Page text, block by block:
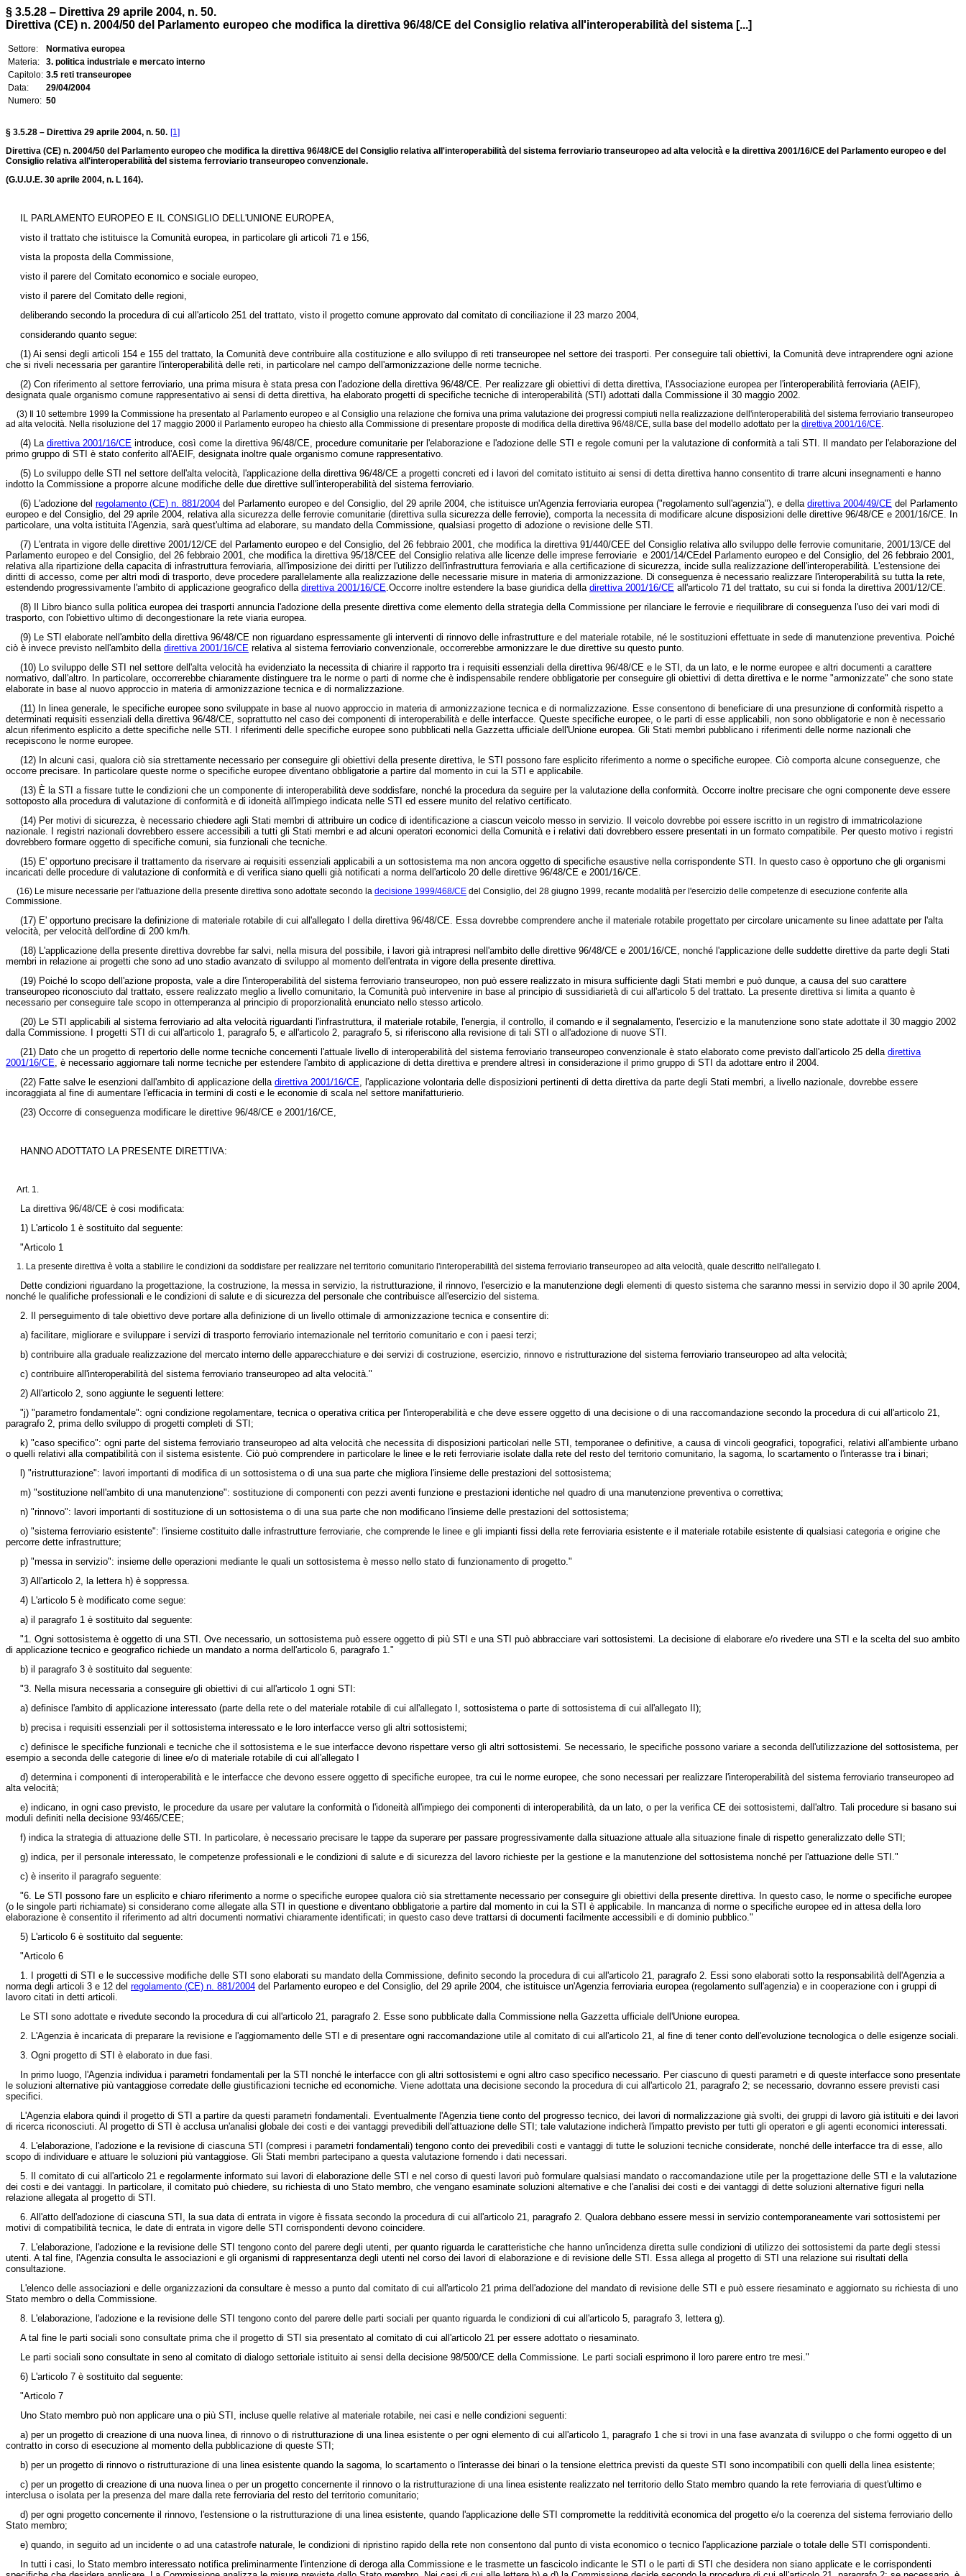
§ 3.5.28 – Direttiva 29 aprile 2004, n. 50.
Direttiva (CE) n. 2004/50 del Parlamento europeo che modifica la direttiva 96/48/CE del Consiglio relativa all'interoperabilità del sistema [...]
Settore:
Normativa europea
Materia:
3. politica industriale e mercato interno
Capitolo: 3.5 reti transeuropee
Data:
29/04/2004
Numero: 50
§ 3.5.28 – Direttiva 29 aprile 2004, n. 50. [1]
Direttiva (CE) n. 2004/50 del Parlamento europeo che modifica la direttiva 96/48/CE del Consiglio relativa all'interoperabilità del sistema ferroviario transeuropeo ad alta velocità e la direttiva 2001/16/CE del Parlamento europeo e del
Consiglio relativa all'interoperabilità del sistema ferroviario transeuropeo convenzionale.
(G.U.U.E. 30 aprile 2004, n. L 164).
IL PARLAMENTO EUROPEO E IL CONSIGLIO DELL'UNIONE EUROPEA,
visto il trattato che istituisce la Comunità europea, in particolare gli articoli 71 e 156,
vista la proposta della Commissione,
visto il parere del Comitato economico e sociale europeo,
visto il parere del Comitato delle regioni,
deliberando secondo la procedura di cui all'articolo 251 del trattato, visto il progetto comune approvato dal comitato di conciliazione il 23 marzo 2004,
considerando quanto segue:
(1) Ai sensi degli articoli 154 e 155 del trattato, la Comunità deve contribuire alla costituzione e allo sviluppo di reti transeuropee nel settore dei trasporti. Per conseguire tali obiettivi, la Comunità deve intraprendere ogni azione
che si riveli necessaria per garantire l'interoperabilità delle reti, in particolare nel campo dell'armonizzazione delle norme tecniche.
(2) Con riferimento al settore ferroviario, una prima misura è stata presa con l'adozione della direttiva 96/48/CE. Per realizzare gli obiettivi di detta direttiva, l'Associazione europea per l'interoperabilità ferroviaria (AEIF),
designata quale organismo comune rappresentativo ai sensi di detta direttiva, ha elaborato progetti di specifiche tecniche di interoperabilità (STI) adottati dalla Commissione il 30 maggio 2002.
(3) Il 10 settembre 1999 la Commissione ha presentato al Parlamento europeo e al Consiglio una relazione che forniva una prima valutazione dei progressi compiuti nella realizzazione dell'interoperabilità del sistema ferroviario transeuropeo
ad alta velocità. Nella risoluzione del 17 maggio 2000 il Parlamento europeo ha chiesto alla Commissione di presentare proposte di modifica della direttiva 96/48/CE, sulla base del modello adottato per la direttiva 2001/16/CE.
(4) La direttiva 2001/16/CE introduce, così come la direttiva 96/48/CE, procedure comunitarie per l'elaborazione e l'adozione delle STI e regole comuni per la valutazione di conformità a tali STI. Il mandato per l'elaborazione del
primo gruppo di STI è stato conferito all'AEIF, designata inoltre quale organismo comune rappresentativo.
(5) Lo sviluppo delle STI nel settore dell'alta velocità, l'applicazione della direttiva 96/48/CE a progetti concreti ed i lavori del comitato istituito ai sensi di detta direttiva hanno consentito di trarre alcuni insegnamenti e hanno
indotto la Commissione a proporre alcune modifiche delle due direttive sull'interoperabilità del sistema ferroviario.
(6) L'adozione del regolamento (CE) n. 881/2004 del Parlamento europeo e del Consiglio, del 29 aprile 2004, che istituisce un'Agenzia ferroviaria europea ("regolamento sull'agenzia"), e della direttiva 2004/49/CE del Parlamento
europeo e del Consiglio, del 29 aprile 2004, relativa alla sicurezza delle ferrovie comunitarie (direttiva sulla sicurezza delle ferrovie), comporta la necessita di modificare alcune disposizioni delle direttive 96/48/CE e 2001/16/CE. In
particolare, una volta istituita l'Agenzia, sarà quest'ultima ad elaborare, su mandato della Commissione, qualsiasi progetto di adozione o revisione delle STI.
(7) L'entrata in vigore delle direttive 2001/12/CE del Parlamento europeo e del Consiglio, del 26 febbraio 2001, che modifica la direttiva 91/440/CEE del Consiglio relativa allo sviluppo delle ferrovie comunitarie, 2001/13/CE del
Parlamento europeo e del Consiglio, del 26 febbraio 2001, che modifica la direttiva 95/18/CEE del Consiglio relativa alle licenze delle imprese ferroviarie e 2001/14/CEdel Parlamento europeo e del Consiglio, del 26 febbraio 2001,
relativa alla ripartizione della capacita di infrastruttura ferroviaria, all'imposizione dei diritti per l'utilizzo dell'infrastruttura ferroviaria e alla certificazione di sicurezza, incide sulla realizzazione dell'interoperabilità. L'estensione dei
diritti di accesso, come per altri modi di trasporto, deve procedere parallelamente alla realizzazione delle necessarie misure in materia di armonizzazione. Di conseguenza è necessario realizzare l'interoperabilità su tutta la rete,
estendendo progressivamente l'ambito di applicazione geografico della direttiva 2001/16/CE.Occorre inoltre estendere la base giuridica della direttiva 2001/16/CE all'articolo 71 del trattato, su cui si fonda la direttiva 2001/12/CE.
(8) Il Libro bianco sulla politica europea dei trasporti annuncia l'adozione della presente direttiva come elemento della strategia della Commissione per rilanciare le ferrovie e riequilibrare di conseguenza l'uso dei vari modi di
trasporto, con l'obiettivo ultimo di decongestionare la rete viaria europea.
(9) Le STI elaborate nell'ambito della direttiva 96/48/CE non riguardano espressamente gli interventi di rinnovo delle infrastrutture e del materiale rotabile, né le sostituzioni effettuate in sede di manutenzione preventiva. Poiché
ciò è invece previsto nell'ambito della direttiva 2001/16/CE relativa al sistema ferroviario convenzionale, occorrerebbe armonizzare le due direttive su questo punto.
(10) Lo sviluppo delle STI nel settore dell'alta velocità ha evidenziato la necessita di chiarire il rapporto tra i requisiti essenziali della direttiva 96/48/CE e le STI, da un lato, e le norme europee e altri documenti a carattere
normativo, dall'altro. In particolare, occorrerebbe chiaramente distinguere tra le norme o parti di norme che è indispensabile rendere obbligatorie per conseguire gli obiettivi di detta direttiva e le norme "armonizzate" che sono state
elaborate in base al nuovo approccio in materia di armonizzazione tecnica e di normalizzazione.
(11) In linea generale, le specifiche europee sono sviluppate in base al nuovo approccio in materia di armonizzazione tecnica e di normalizzazione. Esse consentono di beneficiare di una presunzione di conformità rispetto a
determinati requisiti essenziali della direttiva 96/48/CE, soprattutto nel caso dei componenti di interoperabilità e delle interfacce. Queste specifiche europee, o le parti di esse applicabili, non sono obbligatorie e non è necessario
alcun riferimento esplicito a dette specifiche nelle STI. I riferimenti delle specifiche europee sono pubblicati nella Gazzetta ufficiale dell'Unione europea. Gli Stati membri pubblicano i riferimenti delle norme nazionali che
recepiscono le norme europee.
(12) In alcuni casi, qualora ciò sia strettamente necessario per conseguire gli obiettivi della presente direttiva, le STI possono fare esplicito riferimento a norme o specifiche europee. Ciò comporta alcune conseguenze, che
occorre precisare. In particolare queste norme o specifiche europee diventano obbligatorie a partire dal momento in cui la STI e applicabile.
(13) È la STI a fissare tutte le condizioni che un componente di interoperabilità deve soddisfare, nonché la procedura da seguire per la valutazione della conformità. Occorre inoltre precisare che ogni componente deve essere
sottoposto alla procedura di valutazione di conformità e di idoneità all'impiego indicata nelle STI ed essere munito del relativo certificato.
(14) Per motivi di sicurezza, è necessario chiedere agli Stati membri di attribuire un codice di identificazione a ciascun veicolo messo in servizio. Il veicolo dovrebbe poi essere iscritto in un registro di immatricolazione
nazionale. I registri nazionali dovrebbero essere accessibili a tutti gli Stati membri e ad alcuni operatori economici della Comunità e i relativi dati dovrebbero essere presentati in un formato compatibile. Per questo motivo i registri
dovrebbero formare oggetto di specifiche comuni, sia funzionali che tecniche.
(15) E' opportuno precisare il trattamento da riservare ai requisiti essenziali applicabili a un sottosistema ma non ancora oggetto di specifiche esaustive nella corrispondente STI. In questo caso è opportuno che gli organismi
incaricati delle procedure di valutazione di conformità e di verifica siano quelli già notificati a norma dell'articolo 20 delle direttive 96/48/CE e 2001/16/CE.
(16) Le misure necessarie per l'attuazione della presente direttiva sono adottate secondo la decisione 1999/468/CE del Consiglio, del 28 giugno 1999, recante modalità per l'esercizio delle competenze di esecuzione conferite alla
Commissione.
(17) E' opportuno precisare la definizione di materiale rotabile di cui all'allegato I della direttiva 96/48/CE. Essa dovrebbe comprendere anche il materiale rotabile progettato per circolare unicamente su linee adattate per l'alta
velocità, per velocità dell'ordine di 200 km/h.
(18) L'applicazione della presente direttiva dovrebbe far salvi, nella misura del possibile, i lavori già intrapresi nell'ambito delle direttive 96/48/CE e 2001/16/CE, nonché l'applicazione delle suddette direttive da parte degli Stati
membri in relazione ai progetti che sono ad uno stadio avanzato di sviluppo al momento dell'entrata in vigore della presente direttiva.
(19) Poiché lo scopo dell'azione proposta, vale a dire l'interoperabilità del sistema ferroviario transeuropeo, non può essere realizzato in misura sufficiente dagli Stati membri e può dunque, a causa del suo carattere
transeuropeo riconosciuto dal trattato, essere realizzato meglio a livello comunitario, la Comunità può intervenire in base al principio di sussidiarietà di cui all'articolo 5 del trattato. La presente direttiva si limita a quanto è
necessario per conseguire tale scopo in ottemperanza al principio di proporzionalità enunciato nello stesso articolo.
(20) Le STI applicabili al sistema ferroviario ad alta velocità riguardanti l'infrastruttura, il materiale rotabile, l'energia, il controllo, il comando e il segnalamento, l'esercizio e la manutenzione sono state adottate il 30 maggio 2002
dalla Commissione. I progetti STI di cui all'articolo 1, paragrafo 5, e all'articolo 2, paragrafo 5, si riferiscono alla revisione di tali STI o all'adozione di nuove STI.
(21) Dato che un progetto di repertorio delle norme tecniche concernenti l'attuale livello di interoperabilità del sistema ferroviario transeuropeo convenzionale è stato elaborato come previsto dall'articolo 25 della direttiva
2001/16/CE, è necessario aggiornare tali norme tecniche per estendere l'ambito di applicazione di detta direttiva e prendere altresì in considerazione il primo gruppo di STI da adottare entro il 2004.
(22) Fatte salve le esenzioni dall'ambito di applicazione della direttiva 2001/16/CE, l'applicazione volontaria delle disposizioni pertinenti di detta direttiva da parte degli Stati membri, a livello nazionale, dovrebbe essere
incoraggiata al fine di aumentare l'efficacia in termini di costi e le economie di scala nel settore manifatturierio.
(23) Occorre di conseguenza modificare le direttive 96/48/CE e 2001/16/CE,
HANNO ADOTTATO LA PRESENTE DIRETTIVA:
Art. 1.
La direttiva 96/48/CE è cosi modificata:
1) L'articolo 1 è sostituito dal seguente:
"Articolo 1
1. La presente direttiva è volta a stabilire le condizioni da soddisfare per realizzare nel territorio comunitario l'interoperabilità del sistema ferroviario transeuropeo ad alta velocità, quale descritto nell'allegato I.
Dette condizioni riguardano la progettazione, la costruzione, la messa in servizio, la ristrutturazione, il rinnovo, l'esercizio e la manutenzione degli elementi di questo sistema che saranno messi in servizio dopo il 30 aprile 2004,
nonché le qualifiche professionali e le condizioni di salute e di sicurezza del personale che contribuisce all'esercizio del sistema.
2. Il perseguimento di tale obiettivo deve portare alla definizione di un livello ottimale di armonizzazione tecnica e consentire di:
a) facilitare, migliorare e sviluppare i servizi di trasporto ferroviario internazionale nel territorio comunitario e con i paesi terzi;
b) contribuire alla graduale realizzazione del mercato interno delle apparecchiature e dei servizi di costruzione, esercizio, rinnovo e ristrutturazione del sistema ferroviario transeuropeo ad alta velocità;
c) contribuire all'interoperabilità del sistema ferroviario transeuropeo ad alta velocità."
2) All'articolo 2, sono aggiunte le seguenti lettere:
"j) "parametro fondamentale": ogni condizione regolamentare, tecnica o operativa critica per l'interoperabilità e che deve essere oggetto di una decisione o di una raccomandazione secondo la procedura di cui all'articolo 21,
paragrafo 2, prima dello sviluppo di progetti completi di STI;
k) "caso specifico": ogni parte del sistema ferroviario transeuropeo ad alta velocità che necessita di disposizioni particolari nelle STI, temporanee o definitive, a causa di vincoli geografici, topografici, relativi all'ambiente urbano
o quelli relativi alla compatibilità con il sistema esistente. Ciò può comprendere in particolare le linee e le reti ferroviarie isolate dalla rete del resto del territorio comunitario, la sagoma, lo scartamento o l'interasse tra i binari;
l) "ristrutturazione": lavori importanti di modifica di un sottosistema o di una sua parte che migliora l'insieme delle prestazioni del sottosistema;
m) "sostituzione nell'ambito di una manutenzione": sostituzione di componenti con pezzi aventi funzione e prestazioni identiche nel quadro di una manutenzione preventiva o correttiva;
n) "rinnovo": lavori importanti di sostituzione di un sottosistema o di una sua parte che non modificano l'insieme delle prestazioni del sottosistema;
o) "sistema ferroviario esistente": l'insieme costituito dalle infrastrutture ferroviarie, che comprende le linee e gli impianti fissi della rete ferroviaria esistente e il materiale rotabile esistente di qualsiasi categoria e origine che
percorre dette infrastrutture;
p) "messa in servizio": insieme delle operazioni mediante le quali un sottosistema è messo nello stato di funzionamento di progetto."
3) All'articolo 2, la lettera h) è soppressa.
4) L'articolo 5 è modificato come segue:
a) il paragrafo 1 è sostituito dal seguente:
"1. Ogni sottosistema è oggetto di una STI. Ove necessario, un sottosistema può essere oggetto di più STI e una STI può abbracciare vari sottosistemi. La decisione di elaborare e/o rivedere una STI e la scelta del suo ambito
di applicazione tecnico e geografico richiede un mandato a norma dell'articolo 6, paragrafo 1."
b) il paragrafo 3 è sostituito dal seguente:
"3. Nella misura necessaria a conseguire gli obiettivi di cui all'articolo 1 ogni STI:
a) definisce l'ambito di applicazione interessato (parte della rete o del materiale rotabile di cui all'allegato I, sottosistema o parte di sottosistema di cui all'allegato II);
b) precisa i requisiti essenziali per il sottosistema interessato e le loro interfacce verso gli altri sottosistemi;
c) definisce le specifiche funzionali e tecniche che il sottosistema e le sue interfacce devono rispettare verso gli altri sottosistemi. Se necessario, le specifiche possono variare a seconda dell'utilizzazione del sottosistema, per
esempio a seconda delle categorie di linee e/o di materiale rotabile di cui all'allegato I
d) determina i componenti di interoperabilità e le interfacce che devono essere oggetto di specifiche europee, tra cui le norme europee, che sono necessari per realizzare l'interoperabilità del sistema ferroviario transeuropeo ad
alta velocità;
e) indicano, in ogni caso previsto, le procedure da usare per valutare la conformità o l'idoneità all'impiego dei componenti di interoperabilità, da un lato, o per la verifica CE dei sottosistemi, dall'altro. Tali procedure si basano sui
moduli definiti nella decisione 93/465/CEE;
f) indica la strategia di attuazione delle STI. In particolare, è necessario precisare le tappe da superare per passare progressivamente dalla situazione attuale alla situazione finale di rispetto generalizzato delle STI;
g) indica, per il personale interessato, le competenze professionali e le condizioni di salute e di sicurezza del lavoro richieste per la gestione e la manutenzione del sottosistema nonché per l'attuazione delle STI."
c) è inserito il paragrafo seguente:
"6. Le STI possono fare un esplicito e chiaro riferimento a norme o specifiche europee qualora ciò sia strettamente necessario per conseguire gli obiettivi della presente direttiva. In questo caso, le norme o specifiche europee
(o le singole parti richiamate) si considerano come allegate alla STI in questione e diventano obbligatorie a partire dal momento in cui la STI è applicabile. In mancanza di norme o specifiche europee ed in attesa della loro
elaborazione è consentito il riferimento ad altri documenti normativi chiaramente identificati; in questo caso deve trattarsi di documenti facilmente accessibili e di dominio pubblico."
5) L'articolo 6 è sostituito dal seguente:
"Articolo 6
1. I progetti di STI e le successive modifiche delle STI sono elaborati su mandato della Commissione, definito secondo la procedura di cui all'articolo 21, paragrafo 2. Essi sono elaborati sotto la responsabilità dell'Agenzia a
norma degli articoli 3 e 12 del regolamento (CE) n. 881/2004 del Parlamento europeo e del Consiglio, del 29 aprile 2004, che istituisce un'Agenzia ferroviaria europea (regolamento sull'agenzia) e in cooperazione con i gruppi di
lavoro citati in detti articoli.
Le STI sono adottate e rivedute secondo la procedura di cui all'articolo 21, paragrafo 2. Esse sono pubblicate dalla Commissione nella Gazzetta ufficiale dell'Unione europea.
2. L'Agenzia è incaricata di preparare la revisione e l'aggiornamento delle STI e di presentare ogni raccomandazione utile al comitato di cui all'articolo 21, al fine di tener conto dell'evoluzione tecnologica o delle esigenze sociali.
3. Ogni progetto di STI è elaborato in due fasi.
In primo luogo, l'Agenzia individua i parametri fondamentali per la STI nonché le interfacce con gli altri sottosistemi e ogni altro caso specifico necessario. Per ciascuno di questi parametri e di queste interfacce sono presentate
le soluzioni alternative più vantaggiose corredate delle giustificazioni tecniche ed economiche. Viene adottata una decisione secondo la procedura di cui all'articolo 21, paragrafo 2; se necessario, dovranno essere previsti casi
specifici.
L'Agenzia elabora quindi il progetto di STI a partire da questi parametri fondamentali. Eventualmente l'Agenzia tiene conto del progresso tecnico, dei lavori di normalizzazione già svolti, dei gruppi di lavoro già istituiti e dei lavori
di ricerca riconosciuti. Al progetto di STI è acclusa un'analisi globale dei costi e dei vantaggi prevedibili dell'attuazione delle STI; tale valutazione indicherà l'impatto previsto per tutti gli operatori e gli agenti economici interessati.
4. L'elaborazione, l'adozione e la revisione di ciascuna STI (compresi i parametri fondamentali) tengono conto dei prevedibili costi e vantaggi di tutte le soluzioni tecniche considerate, nonché delle interfacce tra di esse, allo
scopo di individuare e attuare le soluzioni più vantaggiose. Gli Stati membri partecipano a questa valutazione fornendo i dati necessari.
5. Il comitato di cui all'articolo 21 e regolarmente informato sui lavori di elaborazione delle STI e nel corso di questi lavori può formulare qualsiasi mandato o raccomandazione utile per la progettazione delle STI e la valutazione
dei costi e dei vantaggi. In particolare, il comitato può chiedere, su richiesta di uno Stato membro, che vengano esaminate soluzioni alternative e che l'analisi dei costi e dei vantaggi di dette soluzioni alternative figuri nella
relazione allegata al progetto di STI.
6. All'atto dell'adozione di ciascuna STI, la sua data di entrata in vigore è fissata secondo la procedura di cui all'articolo 21, paragrafo 2. Qualora debbano essere messi in servizio contemporaneamente vari sottosistemi per
motivi di compatibilità tecnica, le date di entrata in vigore delle STI corrispondenti devono coincidere.
7. L'elaborazione, l'adozione e la revisione delle STI tengono conto del parere degli utenti, per quanto riguarda le caratteristiche che hanno un'incidenza diretta sulle condizioni di utilizzo dei sottosistemi da parte degli stessi
utenti. A tal fine, l'Agenzia consulta le associazioni e gli organismi di rappresentanza degli utenti nel corso dei lavori di elaborazione e di revisione delle STI. Essa allega al progetto di STI una relazione sui risultati della
consultazione.
L'elenco delle associazioni e delle organizzazioni da consultare è messo a punto dal comitato di cui all'articolo 21 prima dell'adozione del mandato di revisione delle STI e può essere riesaminato e aggiornato su richiesta di uno
Stato membro o della Commissione.
8. L'elaborazione, l'adozione e la revisione delle STI tengono conto del parere delle parti sociali per quanto riguarda le condizioni di cui all'articolo 5, paragrafo 3, lettera g).
A tal fine le parti sociali sono consultate prima che il progetto di STI sia presentato al comitato di cui all'articolo 21 per essere adottato o riesaminato.
Le parti sociali sono consultate in seno al comitato di dialogo settoriale istituito ai sensi della decisione 98/500/CE della Commissione. Le parti sociali esprimono il loro parere entro tre mesi."
6) L'articolo 7 è sostituito dal seguente:
"Articolo 7
Uno Stato membro può non applicare una o più STI, incluse quelle relative al materiale rotabile, nei casi e nelle condizioni seguenti:
a) per un progetto di creazione di una nuova linea, di rinnovo o di ristrutturazione di una linea esistente o per ogni elemento di cui all'articolo 1, paragrafo 1 che si trovi in una fase avanzata di sviluppo o che formi oggetto di un
contratto in corso di esecuzione al momento della pubblicazione di queste STI;
b) per un progetto di rinnovo o ristrutturazione di una linea esistente quando la sagoma, lo scartamento o l'interasse dei binari o la tensione elettrica previsti da queste STI sono incompatibili con quelli della linea esistente;
c) per un progetto di creazione di una nuova linea o per un progetto concernente il rinnovo o la ristrutturazione di una linea esistente realizzato nel territorio dello Stato membro quando la rete ferroviaria di quest'ultimo e
interclusa o isolata per la presenza del mare dalla rete ferroviaria del resto del territorio comunitario;
d) per ogni progetto concernente il rinnovo, l'estensione o la ristrutturazione di una linea esistente, quando l'applicazione delle STI compromette la redditività economica del progetto e/o la coerenza del sistema ferroviario dello
Stato membro;
e) quando, in seguito ad un incidente o ad una catastrofe naturale, le condizioni di ripristino rapido della rete non consentono dal punto di vista economico o tecnico l'applicazione parziale o totale delle STI corrispondenti.
In tutti i casi, lo Stato membro interessato notifica preliminarmente l'intenzione di deroga alla Commissione e le trasmette un fascicolo indicante le STI o le parti di STI che desidera non siano applicate e le corrispondenti